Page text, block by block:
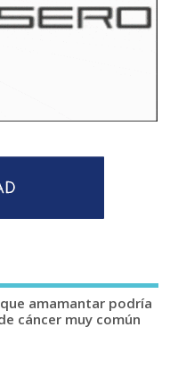
amamantar podría
cáncer muy común